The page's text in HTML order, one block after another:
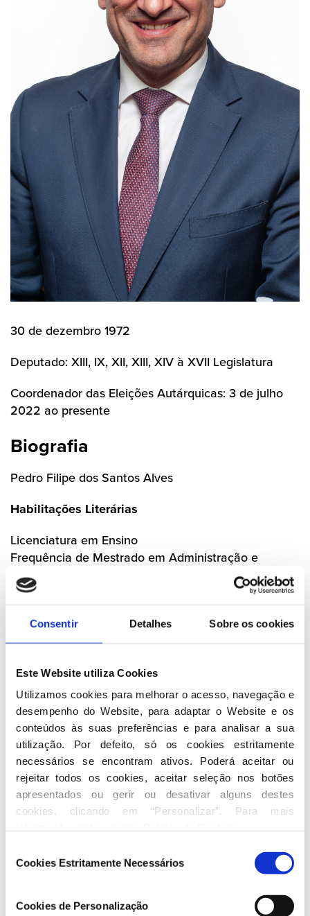
Consentir Detalhes Sobre os cookies
Este Website utiliza Cookies
Utilizamos cookies para melhorar o acesso, navegação e
desempenho do Website, para adaptar o Website e os
conteúdos às suas preferências e para analisar a sua
utilização. Por defeito, só os cookies estritamente
necessários se encontram ativos. Poderá aceitar ou
rejeitar todos os cookies, aceitar seleção nos botões
apresentados ou gerir ou desativar alguns destes
cookies, clicando em “Personalizar”. Para mais
deCookies Estritamente Necessários
Cookies de Personalização
30 de dezembro 1972
Deputado: XIII, IX, XII, XIII, XIV à XVII Legislatura
Coordenador das Eleições Autárquicas: 3 de julho
2022 ao presente
Biografia
Pedro Filipe dos Santos Alves
Habilitações Literárias
Licenciatura em Ensino
Frequência de Mestrado em Administração e
Organização Educativa
Profissão
Cargos que desempenha
Membro da Assembleia Municipal de Viseu
Seguir nas redes sociais
Conheça toda a atividade de Pedro
No Parlamento